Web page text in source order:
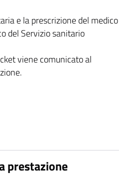
e la prescrizione del medico
del Servizio sanitario
viene comunicato al
prestazione